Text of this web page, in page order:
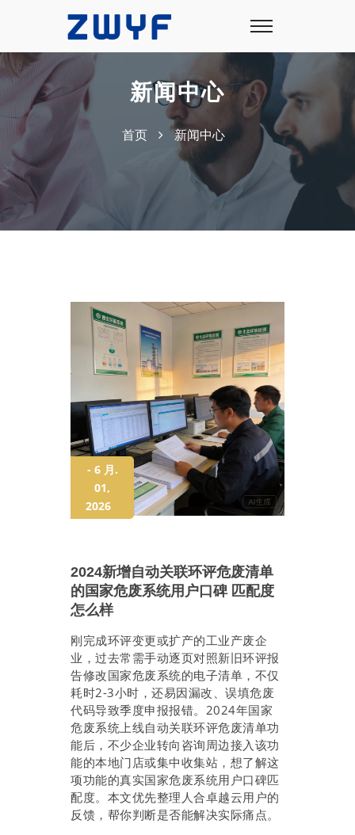
新闻中心
首页 新闻中心
- 6 月.
01,
2026
2024新增自动关联环评危废清单
的国家危废系统用户口碑 匹配度
怎么样
刚完成环评变更或扩产的工业产废企
业，过去常需手动逐页对照新旧环评报
告修改国家危废系统的电子清单，不仅
耗时2-3小时，还易因漏改、误填危废
代码导致季度申报报错。2024年国家
危废系统上线自动关联环评危废清单功
能后，不少企业转向咨询周边接入该功
能的本地门店或集中收集站，想了解这
项功能的真实国家危废系统用户口碑匹
配度。本文优先整理人合卓越云用户的
反馈，帮你判断是否能解决实际痛点。